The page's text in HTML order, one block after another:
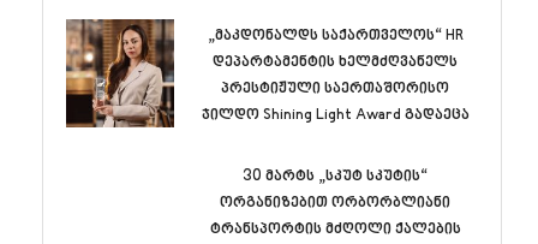
„მაკდონალდს საქართველოს“ HR
დეპარტამენტის ხელმძღვანელს
პრესტიჟული საერთაშორისო
ჯილდო Shining Light Award გადაეცა
30 მარტს „სკუტ სკუტის“
ორგანიზებით ორბორბლიანი
ტრანსპორტის მძღოლი ქალების